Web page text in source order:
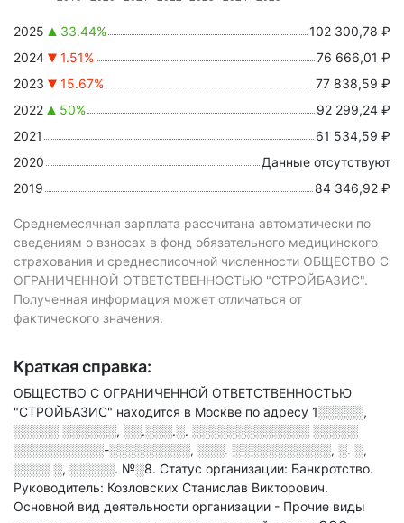
2025 33.44%
102 300,78 ₽
2024
1.51%
76 666,01 ₽
2023
15.67%
77 838,59 ₽
2022
50%
92 299,24 ₽
2021
61 534,59 ₽
2020
Данные отсутствуют
2019
84 346,92 ₽
Среднемесячная зарплата рассчитана автоматически по
сведениям о взносах в фонд обязательного медицинского
страхования и среднесписочной численности ОБЩЕСТВО С
ОГРАНИЧЕННОЙ ОТВЕТСТВЕННОСТЬЮ "СТРОЙБАЗИС".
Полученная информация может отличаться от
фактического значения.
Краткая справка:
ОБЩЕСТВО С ОГРАНИЧЕННОЙ ОТВЕТСТВЕННОСТЬЮ
"СТРОЙБАЗИС" находится в Москве по адресу 1░░░░░,
░░░░░ ░░░░░░, ░░.░░░.░. ░░░░░░░░░░░░░ ░░░░░
░░░░░░░░░░-░░░░░░░░░, ░░░. ░░░░░░░░░░░, ░. ░,
░░░░ ░, ░░░░░. №░8. Статус организации: Банкротство.
Руководитель: Козловских Станислав Викторович.
Основной вид деятельности организации - Прочие виды